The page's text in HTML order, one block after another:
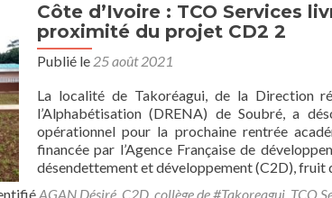
Côte d’Ivoire : TCO Services
proximité du projet CD2 2
Publié le 25 août 2021
La localité de Takoréagui, de la Direction
l’Alphabétisation (DRENA) de Soubré, a
opérationnel pour la prochaine rentrée
financée par l’Agence Française de
désendettement et développement (C2D), fruit
AGAN Désiré, C2D,collège de #Takoreagui, TCO